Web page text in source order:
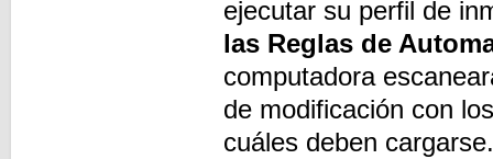
ejecutar su perfil de
las Reglas de
computadora
de modificación con
cuáles deben